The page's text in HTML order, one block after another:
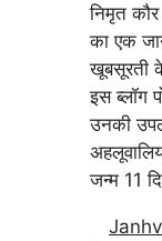
निमृत
का एक
खूबसूरती
इस ब्लॉग
उनकी
जन्म 11